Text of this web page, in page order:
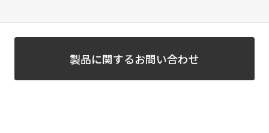
製品に関するお問い合わせ